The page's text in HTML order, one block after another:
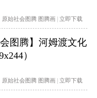
原始社会图腾 图腾画 立即下载
会图腾】河姆渡文化
）
原始社会图腾 图腾画 立即下载